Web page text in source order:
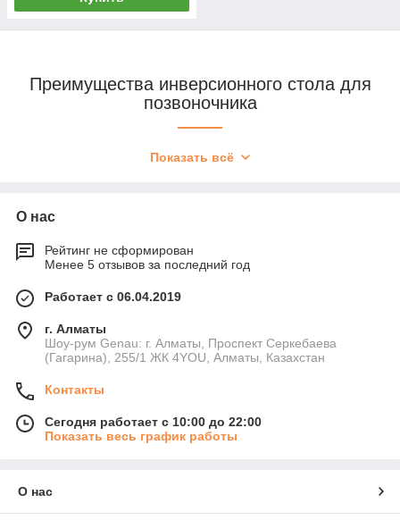
Преимущества инверсионного стола для
позвоночника
Стимуляция кровообращения
Изменение положения тела способствует лучшему
кровообращению, что полезно для сердца и сосудов.
варикозного расширения вен.
Снижение болевых ощущений
межпозвонковые диски. Регулярное применение
Показать всё
О нас
Рейтинг не сформирован
Менее 5 отзывов за последний год
Работает с 06.04.2019
г. Алматы
Шоу-рум Genau: г. Алматы, Проспект Серкебаева
(Гагарина), 255/1 ЖК 4YOU, Алматы, Казахстан
Контакты
Сегодня работает с 10:00 до 22:00
Показать весь график работы
О нас